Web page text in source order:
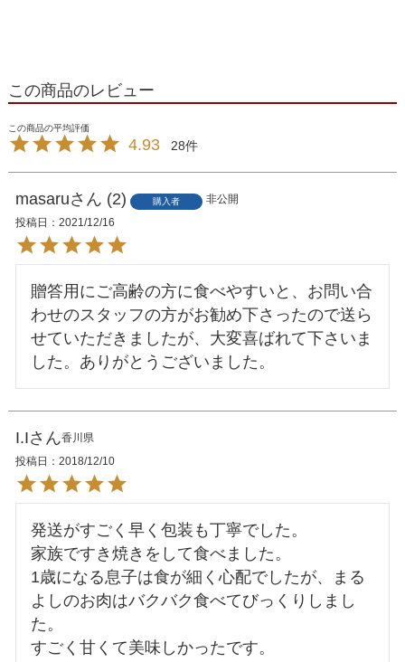
この商品のレビュー
4.93 28
masaru 2 購入者
非公開
投稿日
2021/12/16
贈答用にご高齢の方に食べやすいと、お問い合
わせのスタッフの方がお勧め下さったので送ら
せていただきましたが、大変喜ばれて下さいま
した。ありがとうございました。
I.I
香川県
投稿日
2018/12/10
発送がすごく早く包装も丁寧でした。
家族ですき焼きをして食べました。
1歳になる息子は食が細く心配でしたが、まる
よしのお肉はバクバク食べてびっくりしまし
た。